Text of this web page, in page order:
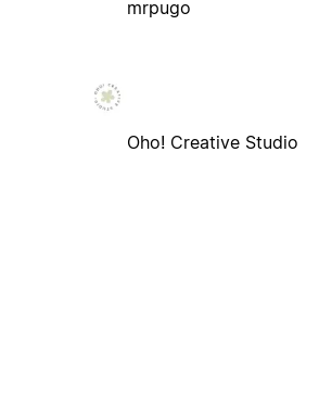
mrpugo
Oho! Creative Studio